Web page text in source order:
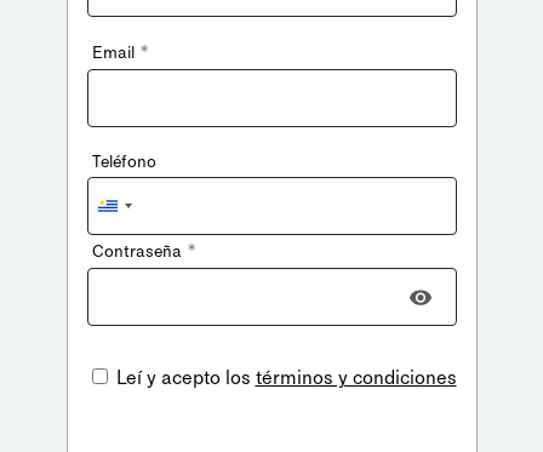
Email *
Teléfono
Uruguay
+598
Contraseña *
Leí y acepto los términos y condiciones